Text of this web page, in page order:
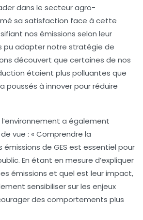
dans le secteur agro-
sa satisfaction face à cette
nos émissions selon leur
pu adapter notre stratégie de
découvert que certaines de nos
étaient plus polluantes que
poussés à innover pour réduire
l’environnement a également
vue : « Comprendre la
émissions de GES est essentiel pour
En étant en mesure d’expliquer
émissions et quel est leur impact,
sensibiliser sur les enjeux
des comportements plus